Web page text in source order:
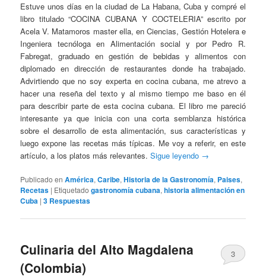
Estuve unos días en la ciudad de La Habana, Cuba y compré el
libro titulado “COCINA CUBANA Y COCTELERIA” escrito por
Acela V. Matamoros master ella, en Ciencias, Gestión Hotelera e
Ingeniera tecnóloga en Alimentación social y por Pedro R.
Fabregat, graduado en gestión de bebidas y alimentos con
diplomado en dirección de restaurantes donde ha trabajado.
Advirtiendo que no soy experta en cocina cubana, me atrevo a
hacer una reseña del texto y al mismo tiempo me baso en él
para describir parte de esta cocina cubana. El libro me pareció
interesante ya que inicia con una corta semblanza histórica
sobre el desarrollo de esta alimentación, sus características y
luego expone las recetas más típicas. Me voy a referir, en este
artículo, a los platos más relevantes.Sigue leyendo →
Publicado en América,Caribe,Historia de la Gastronomía, Paises,
Recetas | Etiquetado gastronomía cubana,historia alimentación en
Cuba |3 Respuestas
Culinaria del Alto Magdalena
(Colombia)
3